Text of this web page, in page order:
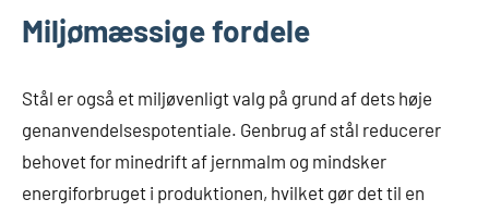
Miljømæssige fordele
Stål er også et miljøvenligt valg på grund af dets høje
genanvendelsespotentiale. Genbrug af stål reducerer
behovet for minedrift af jernmalm og mindsker
energiforbruget i produktionen, hvilket gør det til en